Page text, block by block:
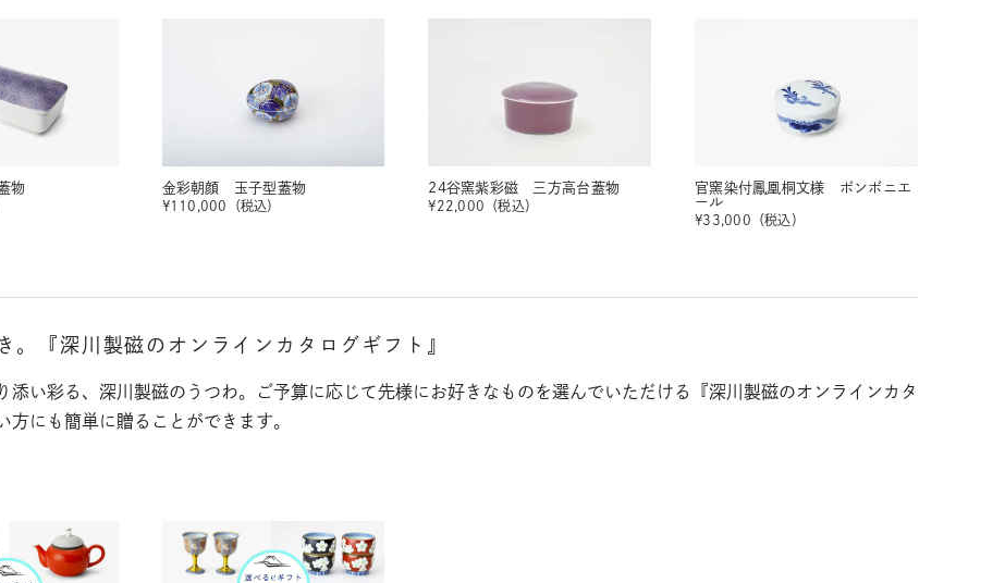
物 金彩朝顔 玉子型蓋物
¥110,000 （税込）
24谷窯紫彩磁 三方高台蓋物
¥22,000 （税込）
官窯染付鳳凰桐文様 ボンボニエ
ール
¥33,000 （税込）
。 『深川製磁のオンラインカタログギフト』
い彩る、深川製磁のうつわ。ご予算に応じて先様にお好きなものを選んでいただける『深川製磁のオンラインカタ
にも簡単に贈ることができます。